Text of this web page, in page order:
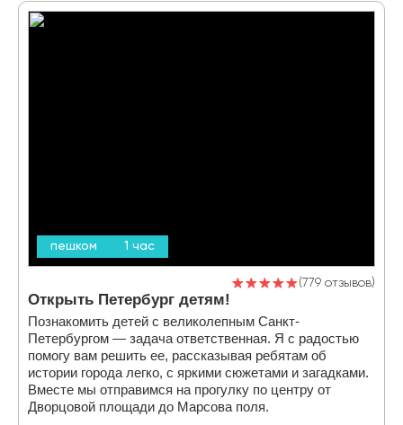
пешком 1 час
779 отзывов
Открыть Петербург детям!
Познакомить детей с великолепным Санкт-
Петербургом — задача ответственная. Я с радостью
помогу вам решить ее, рассказывая ребятам об
истории города легко, с яркими сюжетами и загадками.
Вместе мы отправимся на прогулку по центру от
Дворцовой площади до Марсова поля.